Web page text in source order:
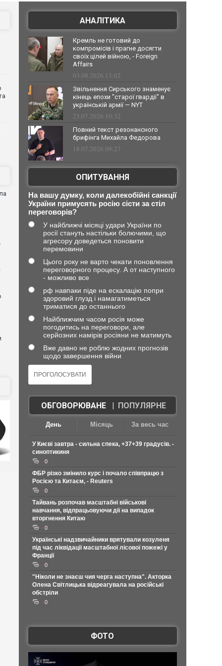
АНАЛІТИКА
Кремль не готовий до
компромісів і прагне досягти
своїх цілей війною, - Foreign
Affairs
03.08.2026 13:02
Звільнення Сирського знаменує
кінець епохи "старої гвардії" в
українській армії — NYT
23.07.2026 10:32
Повний текст резонансного
брифінга Михайла Федорова
18.07.2026 09:27
ОПИТУВАННЯ
На вашу думку, коли далекобійні санкції
України примусять росію сісти за стіл
переговорів?
У найближчі місяці удари України по
росії стануть настільки болючими, що
агресору доведеться поновити
перемовини
Цього року не варто чекати поновлення
переговорного процесу. А от наступного
- можливо все
рф навпаки піде на ескалацію попри
здоровий глузд і намагатиметься
триматися до останнього
Найближчим часом росія може
погодитись на переговори, але
серйозних намірів росіяни не матимуть
Вже давно не роблю жодних прогнозів
щодо завершення війни
ОБГОВОРЮВАНЕ| ПОПУЛЯРНЕ
День Місяць За весь час
У Києві завтра - сильна спека, +37+39 градусів. -
синоптикиня
0
ФБР різко змінило курс і почало співпрацю з
Росією та Китаєм, - Reuters
0
Тайвань розпочав масштабні військові
навчання, відпрацьовуючи дії на випадок
вторгнення Китаю
0
Українські надзвичайники врятували козуленя
під час ліквідації масштабної лісової пожежі у
Франції
0
"Ніколи не знаєш чия черга наступна". Акторка
Олена Світлицька відреагувала на російські
обстріли
0
ФОТО